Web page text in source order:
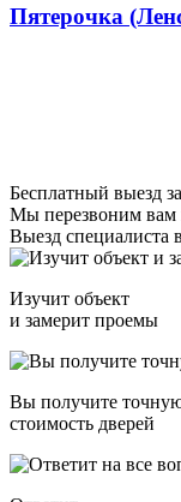
Пятерочка
Бесплатный выезд
Мы перезвоним вам
Выезд специалиста
Изучит объект
и замерит проемы
Вы получите
стоимость дверей